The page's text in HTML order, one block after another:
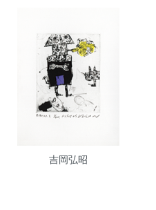
吉岡弘昭